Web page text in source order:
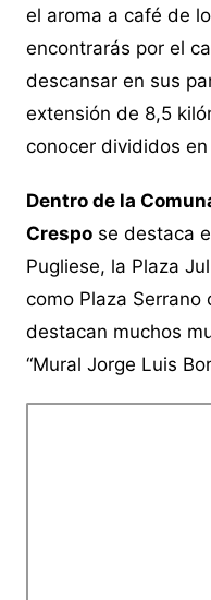
el aroma a café de
encontrarás por el
descansar en sus
extensión de 8,5
conocer divididos
Dentro de la
Crespose destaca
Pugliese, la Plaza
como Plaza
destacan muchos
“Mural Jorge Luis